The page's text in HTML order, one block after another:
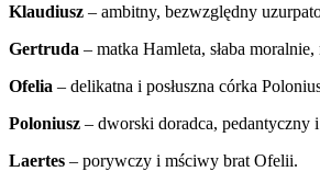
Klaudiusz – ambitny, bezwzględny
Gertruda – matka Hamleta, słaba
Ofelia – delikatna i posłuszna córka
Poloniusz – dworski doradca, pedantyczny
Laertes – porywczy i mściwy brat Ofelii.